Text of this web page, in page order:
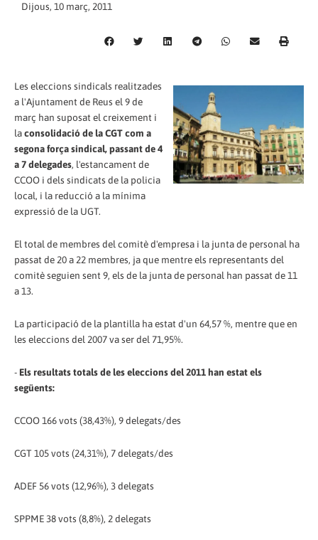
Dijous, 10 març, 2011
Les eleccions sindicals realitzades
a l'Ajuntament de Reus el 9 de
març han suposat el creixement i
laconsolidació de la CGT com a
segona força sindical, passant de 4
a 7 delegades, l'estancament de
CCOO i dels sindicats de la policia
local, i la reducció a la mínima
expressió de la UGT.
El total de membres del comitè d'empresa i la junta de personal ha
passat de 20 a 22 membres, ja que mentre els representants del
comitè seguien sent 9, els de la junta de personal han passat de 11
a 13.
La participació de la plantilla ha estat d'un 64,57 %, mentre que en
les eleccions del 2007 va ser del 71,95%.
- Els resultats totals de les eleccions del 2011 han estat els
següents:
CCOO 166 vots (38,43%), 9 delegats/des
CGT 105 vots (24,31%), 7 delegats/des
ADEF 56 vots (12,96%), 3 delegats
SPPME 38 vots (8,8%), 2 delegats